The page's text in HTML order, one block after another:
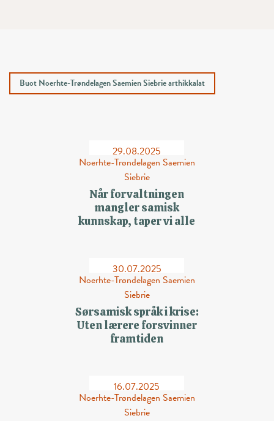
Buot Noerhte-Trøndelagen Saemien Siebrie arthikkalat
29.08.2025
Noerhte-Trøndelagen Saemien
Siebrie
Når forvaltningen
mangler samisk
kunnskap, taper vi alle
30.07.2025
Noerhte-Trøndelagen Saemien
Siebrie
Sørsamisk språk i krise:
Uten lærere forsvinner
framtiden
16.07.2025
Noerhte-Trøndelagen Saemien
Siebrie